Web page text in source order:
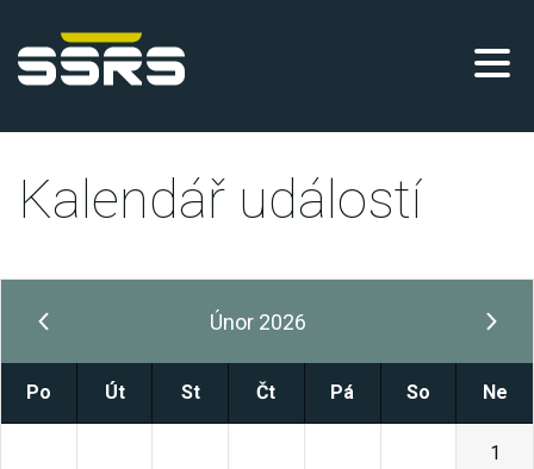
Kalendář událostí
Únor 2026
Po Út St Čt Pá So Ne
1